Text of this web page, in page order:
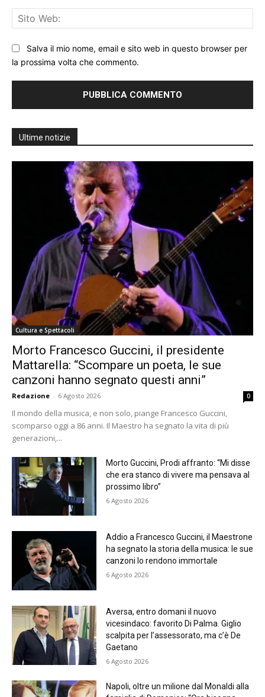
Salva il mio nome, email e sito web in questo browser per
la prossima volta che commento.
Ultime notizie
Cultura e Spettacoli
Morto Francesco Guccini, il presidente
Mattarella: “Scompare un poeta, le sue
canzoni hanno segnato questi anni”
Redazione - 6 Agosto 2026 0
Il mondo della musica, e non solo, piange Francesco Guccini,
scomparso oggi a 86 anni. Il Maestro ha segnato la vita di più
generazioni,...
Morto Guccini, Prodi affranto: “Mi disse
che era stanco di vivere ma pensava al
prossimo libro”
6 Agosto 2026
Addio a Francesco Guccini, il Maestrone
ha segnato la storia della musica: le sue
canzoni lo rendono immortale
6 Agosto 2026
Aversa, entro domani il nuovo
vicesindaco: favorito Di Palma. Giglio
scalpita per l’assessorato, ma c’è De
Gaetano
6 Agosto 2026
Napoli, oltre un milione dal Monaldi alla